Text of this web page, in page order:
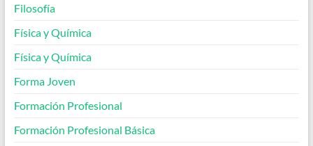
Filosofía
Física y Química
Física y Química
Forma Joven
Formación Profesional
Formación Profesional Básica